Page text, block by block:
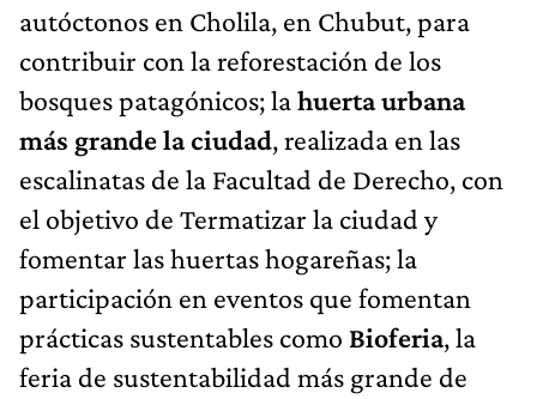
autóctonos en Cholila, en Chubut, para
contribuir con la reforestación de los
bosques patagónicos; lahuerta urbana
más grande la ciudad, realizada en las
escalinatas de la Facultad de Derecho, con
el objetivo de Termatizar la ciudad y
fomentar las huertas hogareñas; la
participación en eventos que fomentan
prácticas sustentables como Bioferia, la
feria de sustentabilidad más grande de